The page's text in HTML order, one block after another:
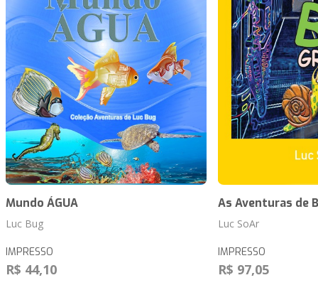
Mundo ÁGUA
Luc Bug
IMPRESSO
R$ 44,10
As Aventuras de
Luc SoAr
IMPRESSO
R$ 97,05